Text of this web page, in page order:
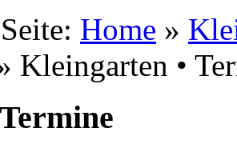
Home »
Kleingarten •